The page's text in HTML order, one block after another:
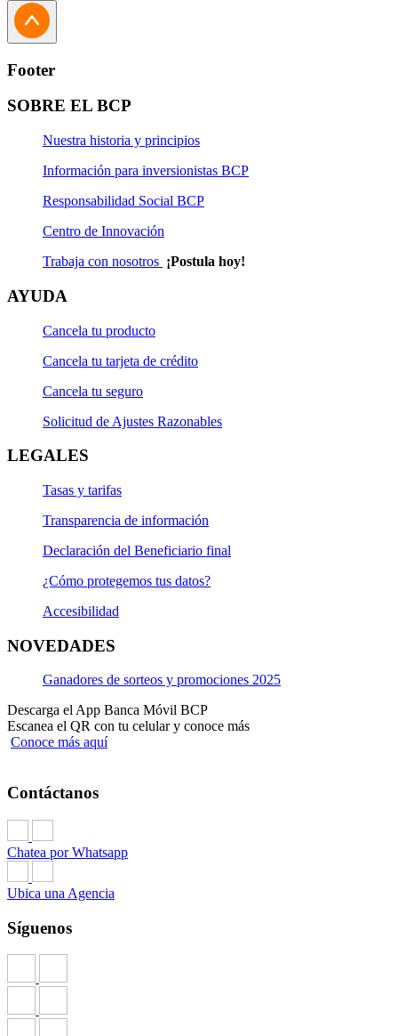
Footer
SOBRE EL BCP
Nuestra historia y principios
Información para inversionistas BCP
Responsabilidad Social BCP
Centro de Innovación
Trabaja con nosotros ¡Postula hoy!
AYUDA
Cancela tu producto
Cancela tu tarjeta de crédito
Cancela tu seguro
Solicitud de Ajustes Razonables
LEGALES
Tasas y tarifas
Transparencia de información
Declaración del Beneficiario final
¿Cómo protegemos tus datos?
Accesibilidad
NOVEDADES
Ganadores de sorteos y promociones 2025
Descarga el App Banca Móvil BCP
Escanea el QR con tu celular y conoce más
Conoce más aquí
Contáctanos
Chatea por Whatsapp
Ubica una Agencia
Síguenos